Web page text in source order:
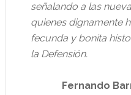
señalando a las
quienes dignamente
fecunda y bonita
la Defensión.
Fernando